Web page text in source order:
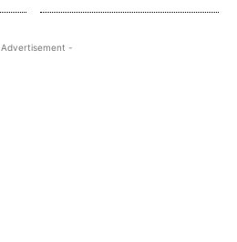
- Advertisement -